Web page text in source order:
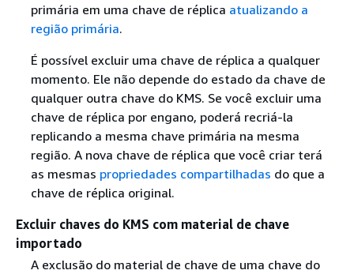
primária em uma chave de réplica atualizando a
região primária.
É possível excluir uma chave de réplica a qualquer
momento. Ele não depende do estado da chave de
qualquer outra chave do KMS. Se você excluir uma
chave de réplica por engano, poderá recriá-la
replicando a mesma chave primária na mesma
região. A nova chave de réplica que você criar terá
as mesmas propriedades compartilhadas do que a
chave de réplica original.
Excluir chaves do KMS com material de chave
importado
A exclusão do material de chave de uma chave do